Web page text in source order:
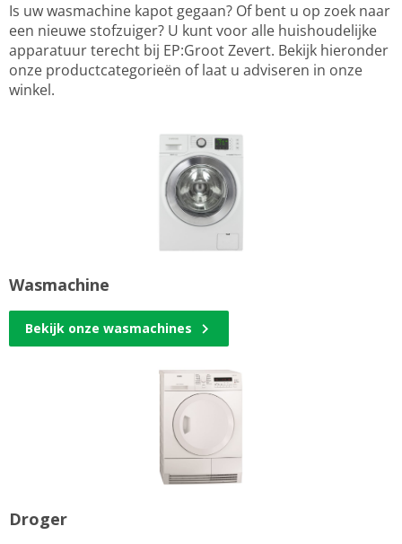
Is uw wasmachine kapot gegaan? Of bent u op zoek naar
een nieuwe stofzuiger? U kunt voor alle huishoudelijke
apparatuur terecht bij EP:Groot Zevert. Bekijk hieronder
onze productcategorieën of laat u adviseren in onze
winkel.
Wasmachine
Bekijk onze wasmachines
Droger